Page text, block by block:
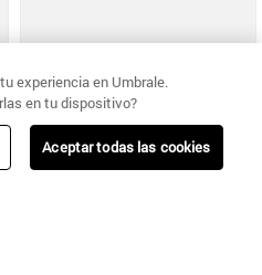
experiencia en Umbrale.
en tu dispositivo?
Aceptar todas las cookies